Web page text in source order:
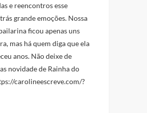
e reencontros esse
grande emoções. Nossa
ficou apenas uns
mas há quem diga que ela
anos. Não deixe de
novidade de Rainha do
carolineescreve.com/?